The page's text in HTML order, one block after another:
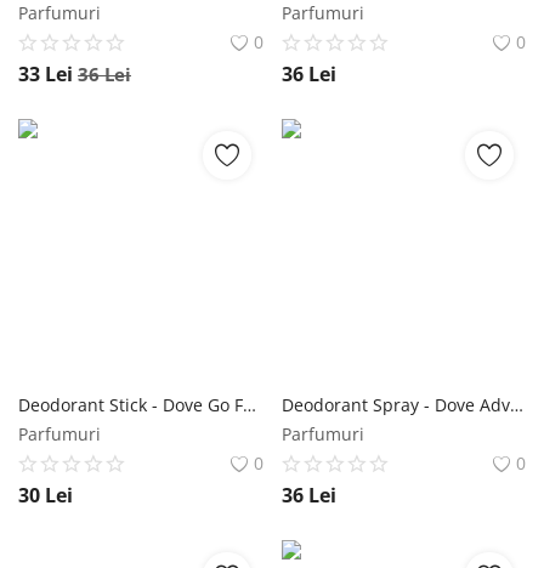
Parfumuri
0
33 Lei 36Lei
Parfumuri
0
36 Lei
Deodorant Stick - Dove Go Fresh Pear & Aloe Vera Scent, 40 ml Dove
Parfumuri
0
30 Lei
Deodorant Spray - Dove Advanced Care Talco, 150 ml Dove
Parfumuri
0
36 Lei